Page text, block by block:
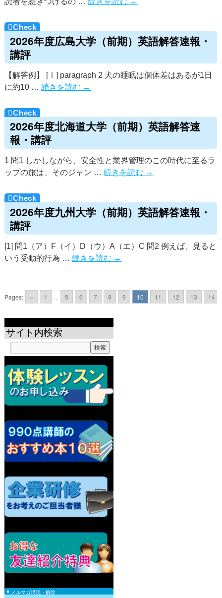
2026年度広島大学（前期）英語解答速報・
講評
【解答例】 [Ⅰ] paragraph 2 犬の睡眠は個体差はあるが1日
に約10 …続きを読む →
2026年度北海道大学（前期）英語解答速
報・講評
1 問1 しかしながら、安全性と業界管理のこの時代に至るラ
ップの旅は、そのジャン …続きを読む →
2026年度九州大学（前期）英語解答速報・
講評
[1] 問1（ア）F（イ）D（ウ）A（エ）C 問2 例えば、見ると
いう受動的行為 …続きを読む →
Pages: « 1 5 6 7 8 9 10 11 12 13 14
サイト内検索
メルマガ購読・解除